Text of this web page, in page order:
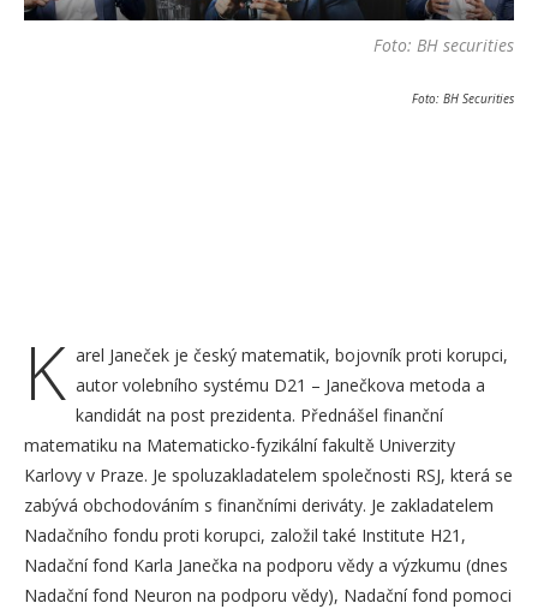
Foto: BH securities
Foto: BH Securities
K arel Janeček je český matematik, bojovník proti korupci,
autor volebního systému D21 – Janečkova metoda a
kandidát na post prezidenta. Přednášel finanční
matematiku na Matematicko-fyzikální fakultě Univerzity
Karlovy v Praze. Je spoluzakladatelem společnosti RSJ, která se
zabývá obchodováním s finančními deriváty. Je zakladatelem
Nadačního fondu proti korupci, založil také Institute H21,
Nadační fond Karla Janečka na podporu vědy a výzkumu (dnes
Nadační fond Neuron na podporu vědy), Nadační fond pomoci